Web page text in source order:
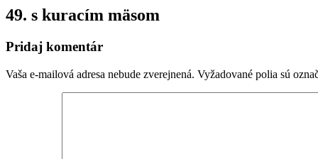
49. s kuracím mäsom
Pridaj komentár
Vaša e-mailová adresa nebude zverejnená. Vyžadované polia sú